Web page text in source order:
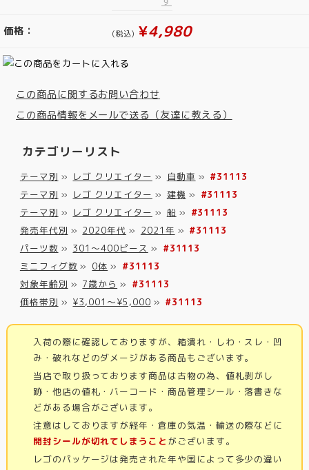
価格： (税込) ¥4,980
この商品に関するお問い合わせ
この商品情報をメールで送る（友達に教える）
カテゴリーリスト
テーマ別 » レゴ クリエイター » 自動車 » #31113
テーマ別 » レゴ クリエイター » 建機 » #31113
テーマ別 » レゴ クリエイター » 船 » #31113
発売年代別 » 2020年代 » 2021年 » #31113
パーツ数 » 301～400ピース » #31113
ミニフィグ数 » 0体 » #31113
対象年齢別 » 7歳から » #31113
価格帯別 » ¥3,001～¥5,000 » #31113
入荷の際に確認しておりますが、箱潰れ・しわ・スレ・凹
み・破れなどのダメージがある商品もございます。
当店で取り扱っております商品は古物の為、値札剥がし
跡・他店の値札・バーコード・商品管理シール・落書きな
どがある場合がございます。
注意はしておりますが経年・倉庫の気温・輸送の際などに
開封シールが切れてしまうこと がございます。
レゴのパッケージは発売された年や国によって多少の違い